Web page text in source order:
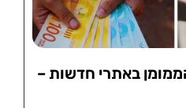
באתרי חדשות –